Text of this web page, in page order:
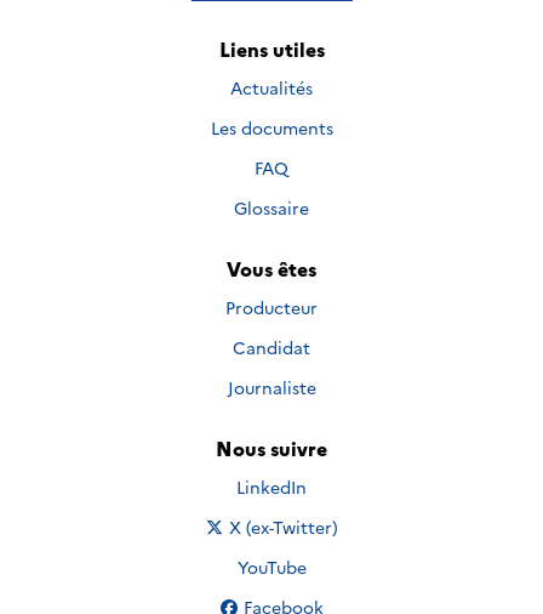
Liens utiles
Actualités
Les documents
FAQ
Glossaire
Vous êtes
Producteur
Candidat
Journaliste
Nous suivre
Nous suivre sur
LinkedIn
Nous suivre sur
X (ex-Twitter)
Nous suivre sur
YouTube
Nous suivre sur
Facebook